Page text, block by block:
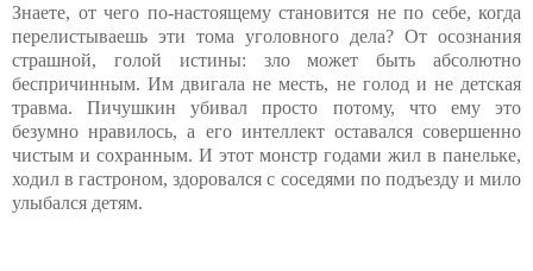
Знаете, от чего по-настоящему становится не по себе, когда
перелистываешь эти тома уголовного дела? От осознания
страшной, голой истины: зло может быть абсолютно
беспричинным. Им двигала не месть, не голод и не детская
травма. Пичушкин убивал просто потому, что ему это
безумно нравилось, а его интеллект оставался совершенно
чистым и сохранным. И этот монстр годами жил в панельке,
ходил в гастроном, здоровался с соседями по подъезду и мило
улыбался детям.